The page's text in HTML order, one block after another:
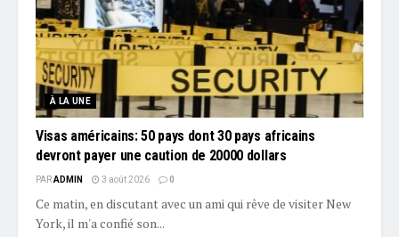
À LA UNE
Visas américains: 50 pays dont 30 pays africains
devront payer une caution de 20000 dollars
PARADMIN 3 août 2026 0
Ce matin, en discutant avec un ami qui rêve de visiter New
York, il m'a confié son...